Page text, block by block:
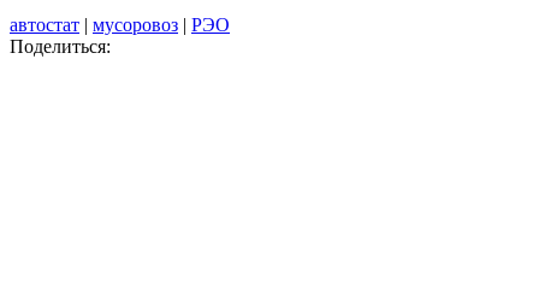
автостат | мусоровоз | РЭО
Поделиться: